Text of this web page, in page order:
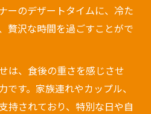
ーのデザートタイムに、冷た
贅沢な時間を過ごすことがで
は、食後の重さを感じさせ
す。家族連れやカップル、
持されており、特別な日や自